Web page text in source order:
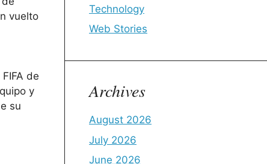
vuelto
de
y
su
Technology
Web Stories
Archives
August 2026
July 2026
June 2026